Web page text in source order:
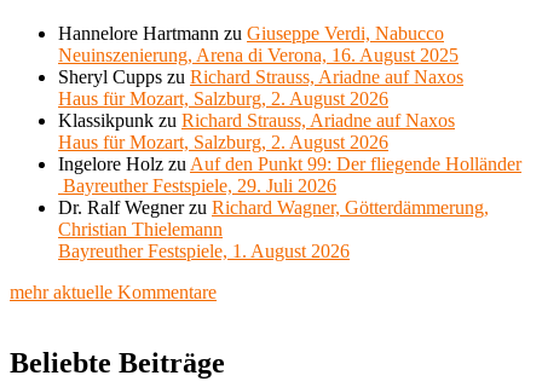
Hannelore Hartmann zu Giuseppe Verdi, Nabucco
Neuinszenierung, Arena di Verona, 16. August 2025
Sheryl Cupps zu Richard Strauss, Ariadne auf Naxos
Haus für Mozart, Salzburg, 2. August 2026
Klassikpunk zu Richard Strauss, Ariadne auf Naxos
Haus für Mozart, Salzburg, 2. August 2026
Ingelore Holz zu Auf den Punkt 99: Der fliegende Holländer
Bayreuther Festspiele, 29. Juli 2026
Dr. Ralf Wegnerzu Richard Wagner, Götterdämmerung,
Christian Thielemann
Bayreuther Festspiele, 1. August 2026
mehr aktuelle Kommentare
Beliebte Beiträge